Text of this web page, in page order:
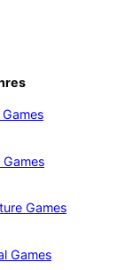
Games
Games
Games